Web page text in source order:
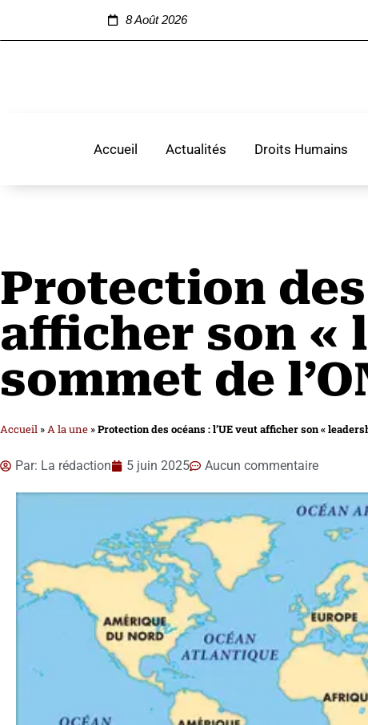
8 Août 2026
Accueil Actualités Droits Humains
Protection des
afficher son «
sommet de
Accueil »A la une »Protection des océans : l’UE veut afficher son «
Par: La rédaction 5 juin 2025 Aucun commentaire